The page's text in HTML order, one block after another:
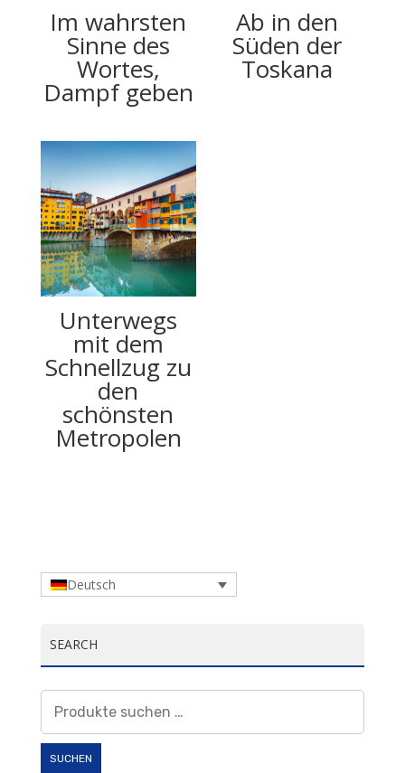
Im wahrsten
Sinne des
Wortes,
Dampf geben
Ab in den
Süden der
Toskana
Unterwegs
mit dem
Schnellzug zu
den
schönsten
Metropolen
Deutsch
SEARCH
nach:
SUCHEN